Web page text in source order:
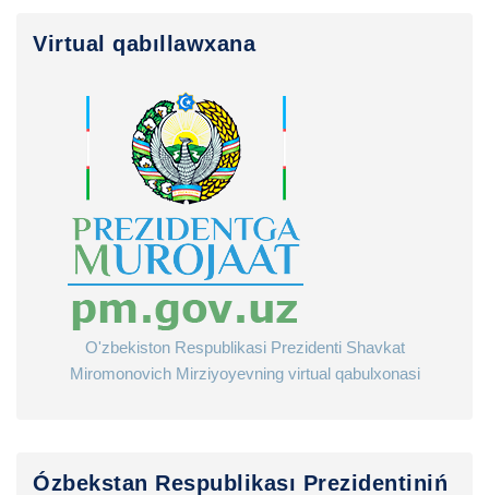
Virtual qabıllawxana
O'zbekiston Respublikasi Prezidenti Shavkat
Miromonovich Mirziyoyevning virtual qabulxonasi
Ózbekstan Respublikası Prezidentiniń